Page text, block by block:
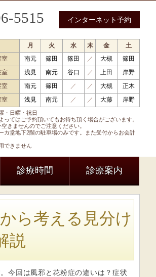
循環器内科 呼吸器内科 糖尿病内科 内分泌内科
5515 インターネット予約
・日曜・祝日
てはご予約頂いてもお待ち頂く場合がございます。
きませんのでご注意ください。
カ堂地下2階の駐車場のみです。また受付からお会計
できません
月 火 水 木 金
土
室 南元 篠田 篠田 ／ 大槻
篠田
室
浅見 南元 谷口 ／ 上田
岸野
室 南元 篠田 ／ ／ 大槻
正木
室
浅見 南元 ／ ／ 大藤 岸野
診療時間 診療案内
ら考える見分け
説
今回は風邪と花粉症の違いは？症状